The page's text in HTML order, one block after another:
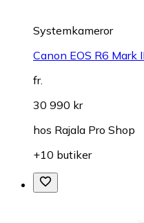
Systemkameror
Canon EOS R6 Mark
fr.
30 990 kr
hos Rajala Pro Shop
+10 butiker